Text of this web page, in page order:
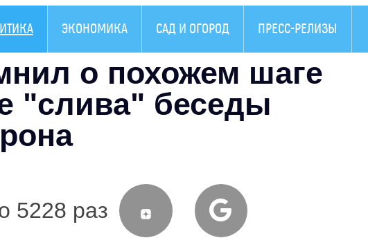
ЭКОНОМИКА САД И ОГОРОД ПРЕСС-РЕЛИЗЫ
о похожем шаге
"слива" беседы
5228 раз